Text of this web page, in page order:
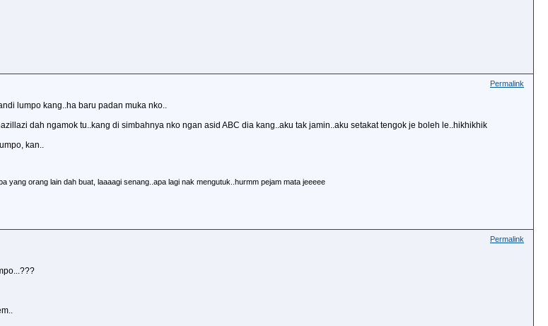
Permalink
lumpo kang..ha baru padan muka nko..
dah ngamok tu..kang di simbahnya nko ngan asid ABC dia kang..aku tak jamin..aku setakat tengok je boleh le..hikhikhik
kan..
yang orang lain dah buat, laaaagi senang..apa lagi nak mengutuk..hurmm pejam mata jeeeee
Permalink